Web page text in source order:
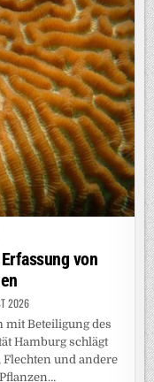
von
2026
Beteiligung des
Hamburg schlägt
und andere